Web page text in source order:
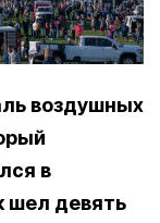
воздушных
в
шел девять